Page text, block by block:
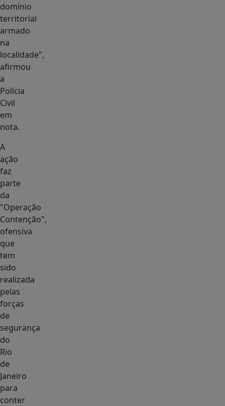
domínio
territorial
armado
na
localidade",
afirmou
a
Polícia
Civil
em
nota.
A
ação
faz
parte
da
"Operação
Contenção",
ofensiva
que
tem
sido
realizada
pelas
forças
de
segurança
do
Rio
de
Janeiro
para
conter